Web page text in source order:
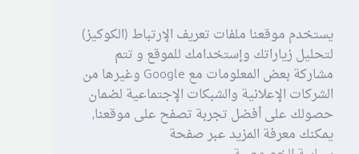
يستخدم موقعنا ملفات تعريف الإرتباط (الكوكيز)
لتحليل زياراتك وإستخدامك للموقع و تتم
مشاركة بعض المعلومات مع Google وغيرها من
الشركات الإعلانية والشبكات الإجتماعية لضمان
حصولك على أفضل تجربة تصفح على موقعنا,
يمكنك معرفة المزيد عبر صفحة